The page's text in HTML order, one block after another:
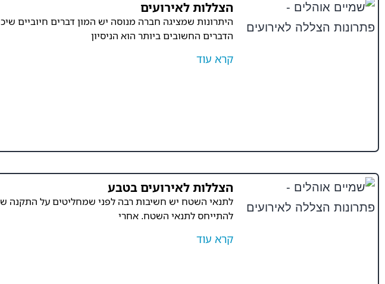
הצללות לאירועים
היתרונות שמציגה חברה מנוסה יש המון דברים חיוביים
הדברים החשובים ביותר הוא הניסיון
קרא עוד
הצללות לאירועים בטבע
לתנאי השטח יש חשיבות רבה לפני שמחליטים על התקנה
להתייחס לתנאי השטח. אחרי
קרא עוד